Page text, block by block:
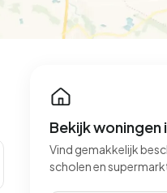
Bekijk woningen
Vind gemakkelijk
scholen en